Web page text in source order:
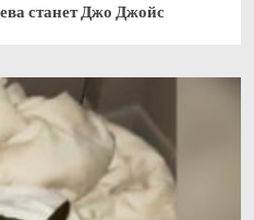
станет Джо Джойс